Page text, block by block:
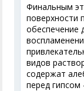
Финальным
поверхности
обеспечение
видов
содержат
перед гипсом